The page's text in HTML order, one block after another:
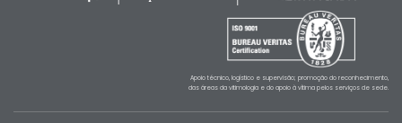
Apoio técnico, logístico e supervisão; promoção do reconhecimento,
das áreas da vitimologia e do apoio à vítima pelos serviços de sede.